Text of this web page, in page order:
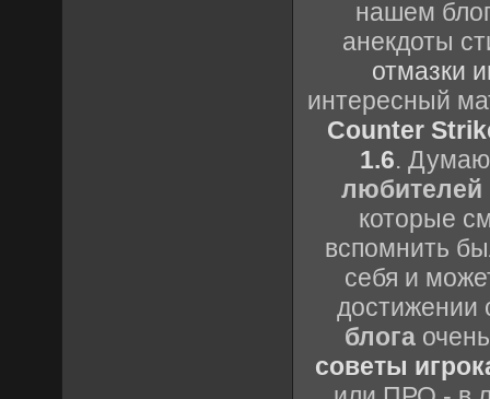
нашем
анекдоты
отмазки
интересный
Counter
1.6. Думаю
любителей
которые
вспомнить
себя и
достижении
блога
советы